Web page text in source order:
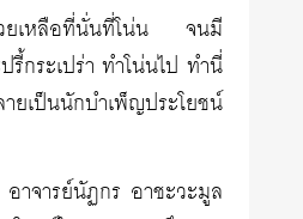
เหลือที่นั่นที่โน่น จนมี
กระเปร่า ทำโน่นไป ทำนี่
ยเป็นนักบำเพ็ญประโยชน์
าจารย์นัฏกร อาชะวะมูล